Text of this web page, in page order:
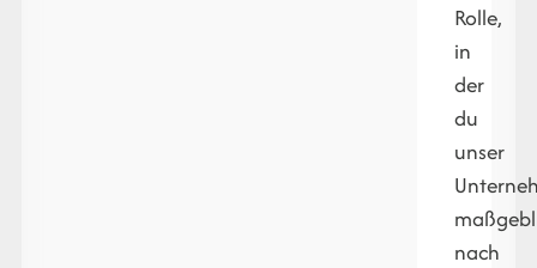
Rolle,
in
der
du
unser
nach